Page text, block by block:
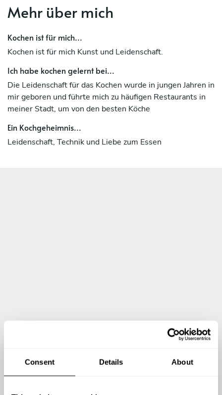
Consent Details About
Mehr über mich
Kochen ist für mich...
Kochen ist für mich Kunst und Leidenschaft.
Ich habe kochen gelernt bei...
Die Leidenschaft für das Kochen wurde in jungen Jahren in
mir geboren und führte mich zu häufigen Restaurants in
meiner Stadt, um von den besten Köche
Ein Kochgeheimnis...
Leidenschaft, Technik und Liebe zum Essen